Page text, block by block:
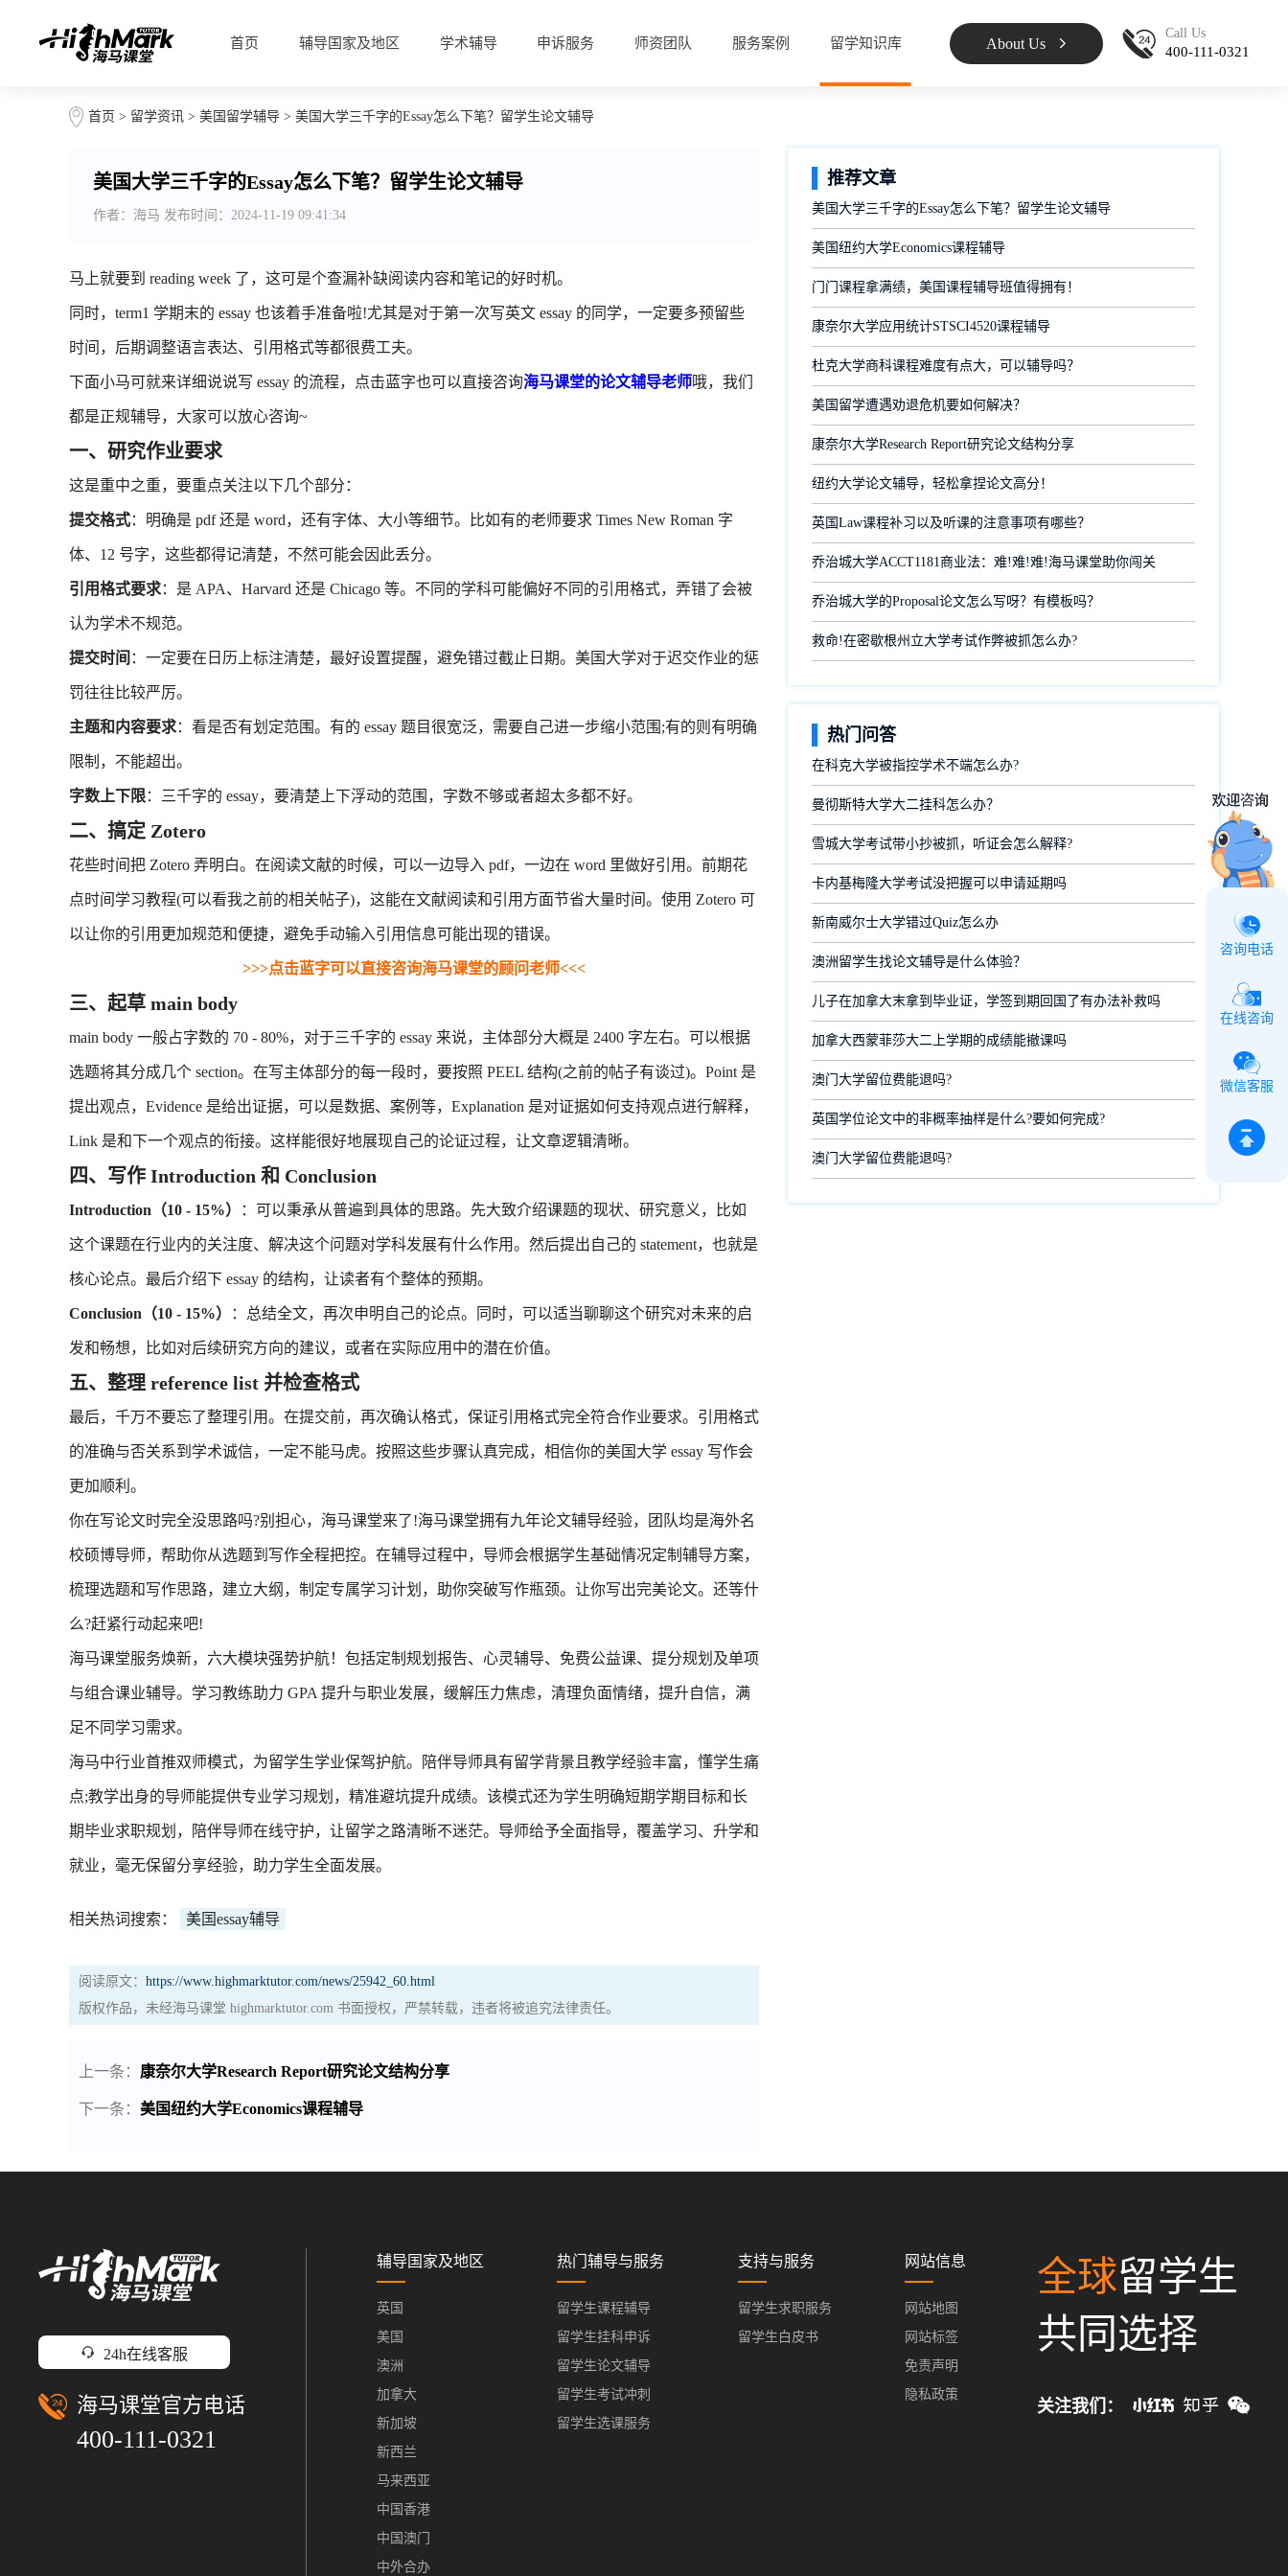
首页 辅导国家及地区 学术辅导 申诉服务 师资团队 服务案例 留学知识库 About Us
Call Us
400-111-0321
首页 > 留学资讯 > 美国留学辅导 > 美国大学三千字的Essay怎么下笔？留学生论文辅导
美国大学三千字的Essay怎么下笔？留学生论文辅导
作者：海马 发布时间：2024-11-19 09:41:34
马上就要到 reading week 了，这可是个查漏补缺阅读内容和笔记的好时机。
同时，term1 学期末的 essay 也该着手准备啦!尤其是对于第一次写英文 essay 的同学，一定要多预留些
时间，后期调整语言表达、引用格式等都很费工夫。
下面小马可就来详细说说写 essay 的流程，点击蓝字也可以直接咨询海马课堂的论文辅导老师哦，我们
都是正规辅导，大家可以放心咨询~
一、研究作业要求
这是重中之重，要重点关注以下几个部分：
提交格式：明确是 pdf 还是 word，还有字体、大小等细节。比如有的老师要求 Times New Roman 字
体、12 号字，这些都得记清楚，不然可能会因此丢分。
引用格式要求：是 APA、Harvard 还是 Chicago 等。不同的学科可能偏好不同的引用格式，弄错了会被
认为学术不规范。
提交时间 ：一定要在日历上标注清楚，最好设置提醒，避免错过截止日期。美国大学对于迟交作业的惩
罚往往比较严厉。
主题和内容要求：看是否有划定范围。有的 essay 题目很宽泛，需要自己进一步缩小范围;有的则有明确
限制，不能超出。
字数上下限：三千字的 essay，要清楚上下浮动的范围，字数不够或者超太多都不好。
二、搞定 Zotero
花些时间把 Zotero 弄明白。在阅读文献的时候，可以一边导入 pdf，一边在 word 里做好引用。前期花
点时间学习教程(可以看我之前的相关帖子)，这能在文献阅读和引用方面节省大量时间。使用 Zotero 可
以让你的引用更加规范和便捷，避免手动输入引用信息可能出现的错误。
>>>点击蓝字可以直接咨询海马课堂的顾问老师<<<
三、起草 main body
main body 一般占字数的 70 - 80%，对于三千字的 essay 来说，主体部分大概是 2400 字左右。可以根据
选题将其分成几个 section。在写主体部分的每一段时，要按照 PEEL 结构(之前的帖子有谈过)。Point 是
提出观点，Evidence 是给出证据，可以是数据、案例等，Explanation 是对证据如何支持观点进行解释，
Link 是和下一个观点的衔接。这样能很好地展现自己的论证过程，让文章逻辑清晰。
四、写作 Introduction 和 Conclusion
Introduction（10 - 15%） ：可以秉承从普遍到具体的思路。先大致介绍课题的现状、研究意义，比如
这个课题在行业内的关注度、解决这个问题对学科发展有什么作用。然后提出自己的 statement，也就是
核心论点。最后介绍下 essay 的结构，让读者有个整体的预期。
Conclusion（10 - 15%） ：总结全文，再次申明自己的论点。同时，可以适当聊聊这个研究对未来的启
发和畅想，比如对后续研究方向的建议，或者在实际应用中的潜在价值。
五、整理 reference list 并检查格式
最后，千万不要忘了整理引用。在提交前，再次确认格式，保证引用格式完全符合作业要求。引用格式
的准确与否关系到学术诚信，一定不能马虎。按照这些步骤认真完成，相信你的美国大学 essay 写作会
更加顺利。
你在写论文时完全没思路吗?别担心，海马课堂来了!海马课堂拥有九年论文辅导经验，团队均是海外名
校硕博导师，帮助你从选题到写作全程把控。在辅导过程中，导师会根据学生基础情况定制辅导方案，
梳理选题和写作思路，建立大纲，制定专属学习计划，助你突破写作瓶颈。让你写出完美论文。还等什
么?赶紧行动起来吧!
海马课堂服务焕新，六大模块强势护航！包括定制规划报告、心灵辅导、免费公益课、提分规划及单项
与组合课业辅导。学习教练助力 GPA 提升与职业发展，缓解压力焦虑，清理负面情绪，提升自信，满
足不同学习需求。
海马中行业首推双师模式，为留学生学业保驾护航。陪伴导师具有留学背景且教学经验丰富，懂学生痛
点;教学出身的导师能提供专业学习规划，精准避坑提升成绩。该模式还为学生明确短期学期目标和长
期毕业求职规划，陪伴导师在线守护，让留学之路清晰不迷茫。导师给予全面指导，覆盖学习、升学和
就业，毫无保留分享经验，助力学生全面发展。
相关热词搜索： 美国essay辅导
阅读原文： https://www.highmarktutor.com/news/25942_60.html
版权作品，未经海马课堂 highmarktutor.com 书面授权，严禁转载，违者将被追究法律责任。
上一条： 康奈尔大学Research Report研究论文结构分享
下一条： 美国纽约大学Economics课程辅导
推荐文章
美国大学三千字的Essay怎么下笔？留学生论文辅导
美国纽约大学Economics课程辅导
门门课程拿满绩，美国课程辅导班值得拥有！
康奈尔大学应用统计STSCI4520课程辅导
杜克大学商科课程难度有点大，可以辅导吗？
美国留学遭遇劝退危机要如何解决？
康奈尔大学Research Report研究论文结构分享
纽约大学论文辅导，轻松拿捏论文高分！
英国Law课程补习以及听课的注意事项有哪些？
乔治城大学ACCT1181商业法：难!难!难!海马课堂助你闯关
乔治城大学的Proposal论文怎么写呀？有模板吗？
救命!在密歇根州立大学考试作弊被抓怎么办?
热门问答
在科克大学被指控学术不端怎么办?
曼彻斯特大学大二挂科怎么办？
雪城大学考试带小抄被抓，听证会怎么解释?
卡内基梅隆大学考试没把握可以申请延期吗
新南威尔士大学错过Quiz怎么办
澳洲留学生找论文辅导是什么体验？
儿子在加拿大末拿到毕业证，学签到期回国了有办法补救吗
加拿大西蒙菲莎大二上学期的成绩能撤课吗
澳门大学留位费能退吗?
英国学位论文中的非概率抽样是什么?要如何完成?
澳门大学留位费能退吗?
24h在线客服
海马课堂官方电话
400-111-0321
辅导国家及地区
英国
美国
澳洲
加拿大
新加坡
新西兰
马来西亚
中国香港
中国澳门
中外合办
热门辅导与服务
留学生课程辅导
留学生挂科申诉
留学生论文辅导
留学生考试冲刺
留学生选课服务
支持与服务
留学生求职服务
留学生白皮书
网站信息
网站地图
网站标签
免责声明
隐私政策
全球留学生
共同选择
关注我们：
咨询电话
在线咨询
微信客服